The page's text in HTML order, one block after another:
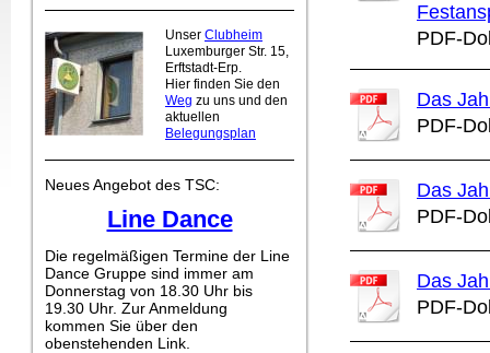
Unser Clubheim
Luxemburger Str. 15,
Erftstadt-Erp.
Hier finden Sie den
Weg zu uns und den
aktuellen
Belegungsplan
Neues Angebot des TSC:
Line Dance
Die regelmäßigen Termine der Line
Dance Gruppe sind immer am
Donnerstag von 18.30 Uhr bis
19.30 Uhr. Zur Anmeldung
kommen Sie über den
obenstehenden Link.
PDF-
Das
PDF-
Das
PDF-
Das
PDF-